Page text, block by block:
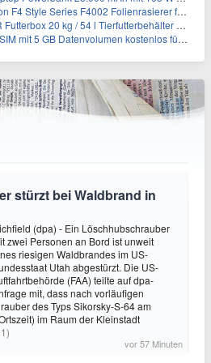
F4 Style Series F4002 Folienrasierer für 18,99€
20 kg / 54 l Tierfutterbehälter mit Rollen für 19,99€
5 GB Datenvolumen kostenlos für Windscribe-Pro-Nutzer
stürzt bei Waldbrand in
(dpa) - Ein Löschhubschrauber
zwei Personen an Bord ist unweit
riesigen Waldbrandes im US-
Utah abgestürzt. Die US-
(FAA) teilte auf dpa-
mit, dass nach vorläufigen
des Typs Sikorsky-S-64 am
im Raum der Kleinstadt
vor 57 Minuten